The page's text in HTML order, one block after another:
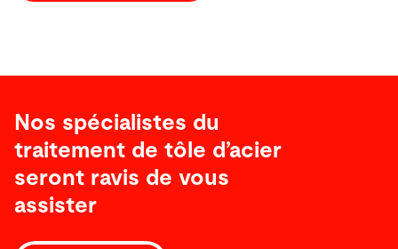
Nos spécialistes du
traitement de tôle d’acier
seront ravis de vous
assister